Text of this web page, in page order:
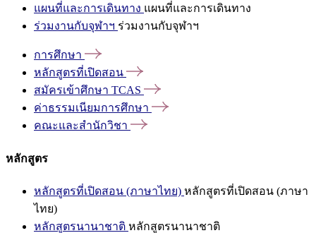
แผนที่และการเดินทาง แผนที่และการเดินทาง
ร่วมงานกับจุฬาฯ ร่วมงานกับจุฬาฯ
การศึกษา
หลักสูตรที่เปิดสอน
สมัครเข้าศึกษา TCAS
ค่าธรรมเนียมการศึกษา
คณะและสำนักวิชา
หลักสูตร
หลักสูตรที่เปิดสอน (ภาษาไทย) หลักสูตรที่เปิดสอน (ภาษา
ไทย)
หลักสูตรนานาชาติ หลักสูตรนานาชาติ